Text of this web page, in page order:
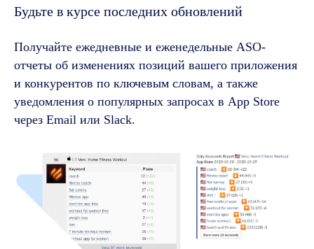
Будьте в курсе последних обновлений
Получайте ежедневные и еженедельные ASO-
отчеты об изменениях позиций вашего приложения
и конкурентов по ключевым словам, а также
уведомления о популярных запросах в App Store
через Email или Slack.